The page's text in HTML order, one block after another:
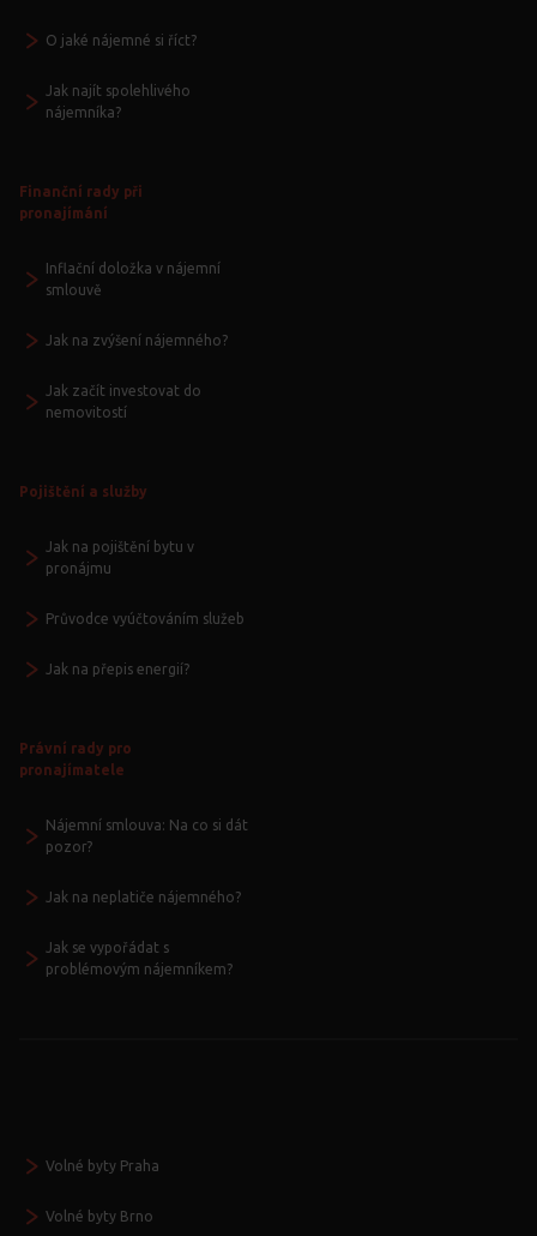
O jaké nájemné si říct?
Jak najít spolehlivého
nájemníka?
Finanční rady při
pronajímání
Inflační doložka v nájemní
smlouvě
Jak na zvýšení nájemného?
Jak začít investovat do
nemovitostí
Pojištění a služby
Jak na pojištění bytu v
pronájmu
Průvodce vyúčtováním služeb
Jak na přepis energií?
Právní rady pro
pronajímatele
Nájemní smlouva: Na co si dát
pozor?
Jak na neplatiče nájemného?
Jak se vypořádat s
problémovým nájemníkem?
Volné byty Praha
Volné byty Brno